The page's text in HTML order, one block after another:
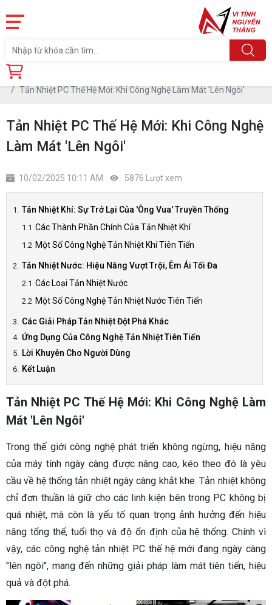
Trang chủ
Tản Nhiệt PC Thế Hệ Mới: Khi Công Nghệ Làm Mát 'Lên Ngôi'
Tản Nhiệt PC Thế Hệ Mới: Khi Công Nghệ
Làm Mát 'Lên Ngôi'
10/02/2025 10:11 AM 5876 Lượt xem
Tản Nhiệt Khí: Sự Trở Lại Của 'Ông Vua' Truyền Thống
Các Thành Phần Chính Của Tản Nhiệt Khí
Một Số Công Nghệ Tản Nhiệt Khí Tiên Tiến
Tản Nhiệt Nước: Hiệu Năng Vượt Trội, Êm Ái Tối Đa
Các Loại Tản Nhiệt Nước
Một Số Công Nghệ Tản Nhiệt Nước Tiên Tiến
Các Giải Pháp Tản Nhiệt Đột Phá Khác
Ứng Dụng Của Công Nghệ Tản Nhiệt Tiên Tiến
Lời Khuyên Cho Người Dùng
Kết Luận
Tản Nhiệt PC Thế Hệ Mới: Khi Công Nghệ Làm
Mát 'Lên Ngôi'
Trong thế giới công nghệ phát triển không ngừng, hiệu năng
của máy tính ngày càng được nâng cao, kéo theo đó là yêu
cầu về hệ thống tản nhiệt ngày càng khắt khe. Tản nhiệt không
chỉ đơn thuần là giữ cho các linh kiện bên trong PC không bị
quá nhiệt, mà còn là yếu tố quan trọng ảnh hưởng đến hiệu
năng tổng thể, tuổi thọ và độ ổn định của hệ thống. Chính vì
vậy, các công nghệ tản nhiệt PC thế hệ mới đang ngày càng
"lên ngôi", mang đến những giải pháp làm mát tiên tiến, hiệu
quả và đột phá.